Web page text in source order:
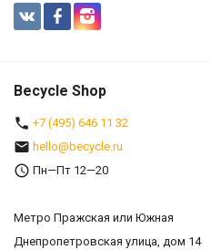
Becycle Shop
+7 (495) 646 11 32
hello@becycle.ru
Пн—Пт 12—20
Метро Пражская или Южная
Днепропетровская улица, дом 14